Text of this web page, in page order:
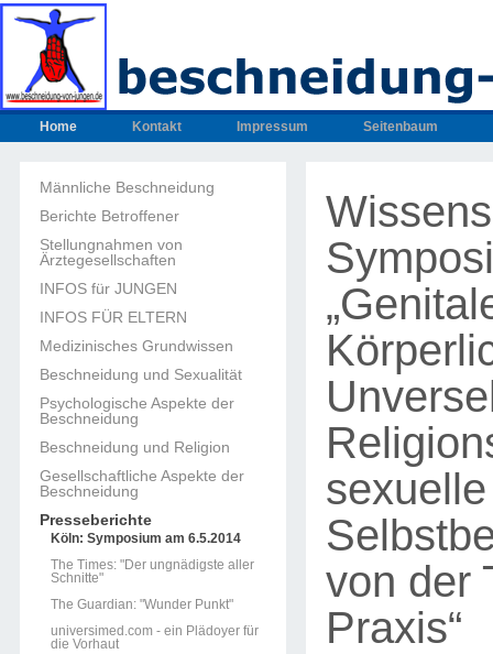
Home Kontakt Impressum Seitenbaum
Männliche Beschneidung
Berichte Betroffener
Stellungnahmen von
Ärztegesellschaften
INFOS für JUNGEN
INFOS FÜR ELTERN
Medizinisches Grundwissen
Beschneidung und Sexualität
Psychologische Aspekte der
Beschneidung
Beschneidung und Religion
Gesellschaftliche Aspekte der
Beschneidung
Presseberichte
Köln: Symposium am 6.5.2014
The Times: "Der ungnädigste aller
Schnitte"
The Guardian: "Wunder Punkt"
universimed.com - ein Plädoyer für
die Vorhaut
sexuelle
von der
Praxis“